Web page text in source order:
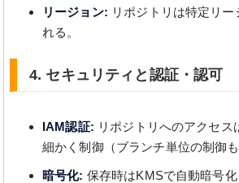
リージョン: リポジトリは特定リー
れる。
4. セキュリティと認証・認可
IAM認証: リポジトリへのアクセス
細かく制御（ブランチ単位の制御も
暗号化: 保存時はKMSで自動暗号